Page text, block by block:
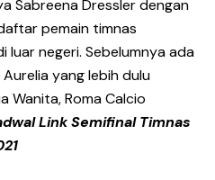
Sabreena Dressler dengan
pemain timnas
luar negeri. Sebelumnya ada
yang lebih dulu
Wanita, Roma Calcio
Link Semifinal Timnas